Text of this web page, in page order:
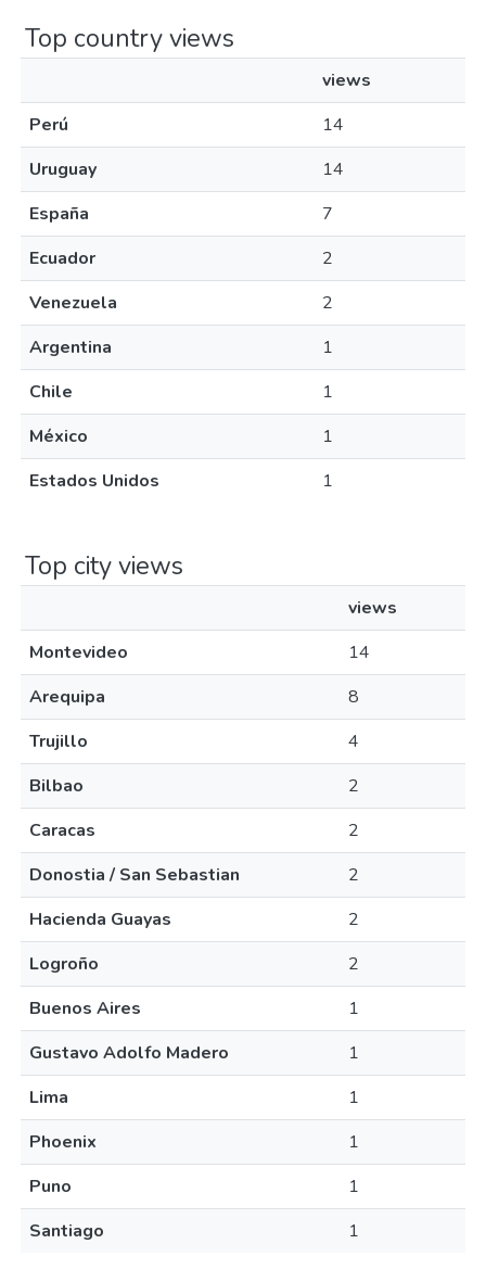
Top country views
views
Perú
14
Uruguay
14
España
7
Ecuador
2
Venezuela
2
Argentina
1
Chile
1
México
1
Estados Unidos
1
Top city views
views
Montevideo
14
Arequipa
8
Trujillo
4
Bilbao
2
Caracas
2
Donostia / San Sebastian
2
Hacienda Guayas
2
Logroño
2
Buenos Aires
1
Gustavo Adolfo Madero
1
Lima
1
Phoenix
1
Puno
1
Santiago
1